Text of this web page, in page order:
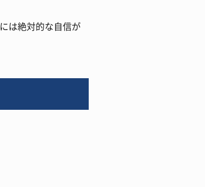
は絶対的な自信が